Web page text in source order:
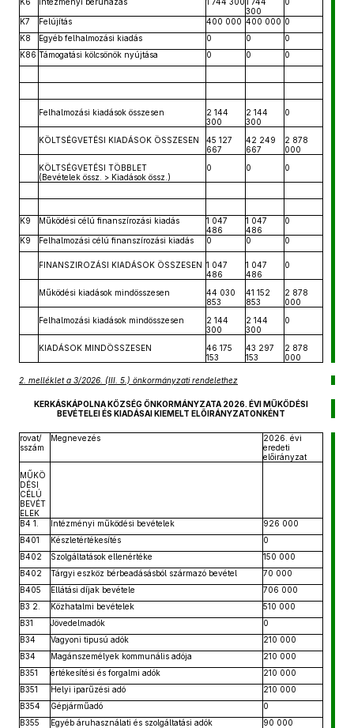
300
K7 Felújítás 400 000 400 000 0
K8
Egyéb felhalmozási kiadás 0 0
0
K86 Támogatási kölcsönök nyújtása 0 0 0
Felhalmozási kiadások összesen
2 144
300
2 144
300
0
KÖLTSÉGVETÉSI KIADÁSOK ÖSSZESEN
45 127
667
42 249
667
2 878
000
KÖLTSÉGVETÉSI TÖBBLET
(Bevételek össz. > Kiadások össz.)
0 0 0
K9 Működési célú finanszírozási kiadás
1 047
486
1 047
486
0
K9 Felhalmozási célú finanszírozási kiadás 0 0 0
FINANSZIROZÁSI KIADÁSOK ÖSSZESEN 1 047
486
1 047
486
0
Működési kiadások mindösszesen
44 030
853
41 152
853
2 878
000
Felhalmozási kiadások mindösszesen
2 144
300
2 144
300
0
KIADÁSOK MINDÖSSZESEN
46 175
153
43 297
153
2 878
000
2. melléklet a 3/2026. (III. 5.) önkormányzati rendelethez
KERKÁSKÁPOLNA KÖZSÉG ÖNKORMÁNYZATA 2026. ÉVI MŰKÖDÉSI
BEVÉTELEI ÉS KIADÁSAI KIEMELT ELŐIRÁNYZATONKÉNT
rovat/
sszám
Megnevezés
2026. évi
eredeti
előirányzat
MŰKÖ
DÉSI
CÉLÚ
BEVÉT
ELEK
B4 1.
Intézményi működési bevételek
926 000
B401
Készletértékesítés
0
B402
Szolgáltatások ellenértéke
150 000
B402
Tárgyi eszköz bérbeadásásból származó bevétel
70 000
B405
Ellátási díjak bevétele
706 000
B3 2.
Közhatalmi bevételek
510 000
B31
Jövedelmadók
0
B34
Vagyoni tipusú adók
210 000
B34
Magánszemélyek kommunális adója
210 000
B351
értékesítési és forgalmi adók
210 000
B351
Helyi iparűzési adó
210 000
B354
Gépjárműadó
0
B355
Egyéb áruhasználati és szolgáltatási adók
90 000